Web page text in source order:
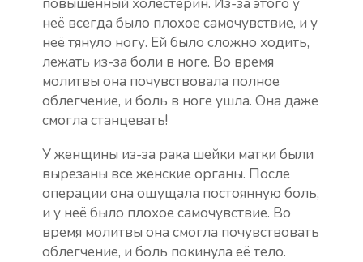
повышенный холестерин. Из-за этого у
неё всегда было плохое самочувствие, и у
неё тянуло ногу. Ей было сложно ходить,
лежать из-за боли в ноге. Во время
молитвы она почувствовала полное
облегчение, и боль в ноге ушла. Она даже
смогла станцевать!
У женщины из-за рака шейки матки были
вырезаны все женские органы. После
операции она ощущала постоянную боль,
и у неё было плохое самочувствие. Во
время молитвы она смогла почувствовать
облегчение, и боль покинула её тело.